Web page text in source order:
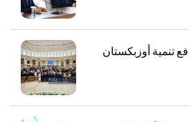
تنمية أوزبكستان